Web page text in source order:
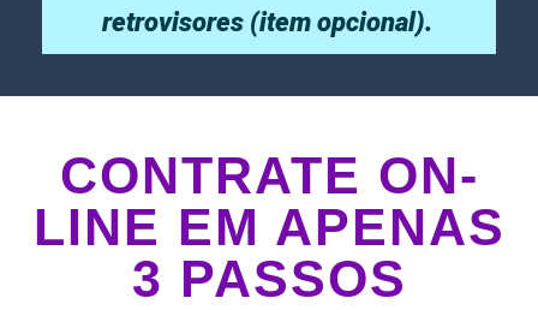
retrovisores (item opcional).
CONTRATE ON-
LINE EM APENAS
3 PASSOS